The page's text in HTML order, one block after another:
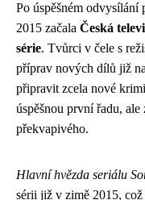
Po úspěšném
2015 začala Česká
série. Tvůrci v čele s
příprav nových dílů již
připravit zcela nové
úspěšnou první řadu,
překvapivého.
Hlavní hvězda seriálu
sérii již v zimě 2015,